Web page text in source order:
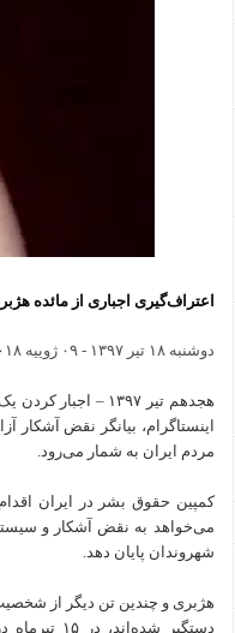
اعتراف‌گیری اجباری از مائده
دوشنبه ۱۸ تير ۱۳۹۷ -۰۹ ژوييه ۲۰۱۸
هجدهم تیر ۱۳۹۷ –
اینستاگرام، بیانگر نقض آشکار
مردم ایران به شمار می‌رود.
کمپین حقوق بشر در ایران
می‌خواهد به نقض آشکار و
شهروندان پایان دهد.
هژبری و چندین تن دیگر از
دستگیر